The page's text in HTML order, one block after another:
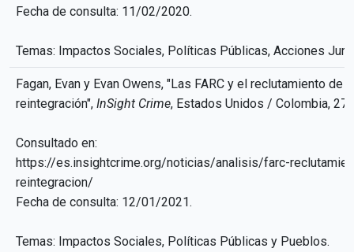
Fecha de consulta: 11/02/2020.
Temas: Impactos Sociales, Políticas Públicas, Acciones
Fagan, Evan y Evan Owens, "Las FARC y el reclutamiento de
reintegración", InSight Crime, Estados Unidos / Colombia, 27
Consultado en:
https://es.insightcrime.org/noticias/analisis/farc-
reintegracion/
Fecha de consulta: 12/01/2021.
Temas: Impactos Sociales, Políticas Públicas y Pueblos.